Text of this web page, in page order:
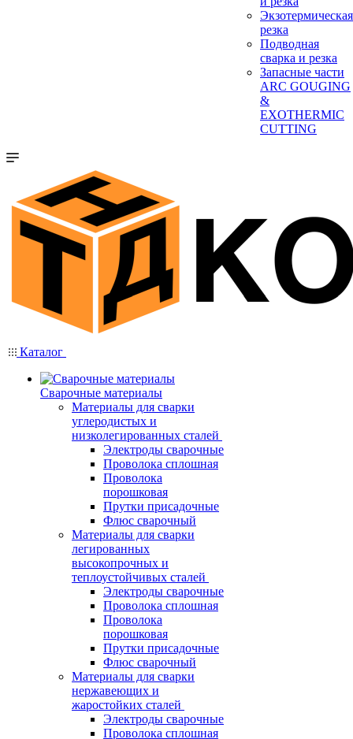
Экзотермическая
резка
Подводная
сварка и резка
Запасные части
ARC GOUGING
&
EXOTHERMIC
CUTTING
Каталог
Сварочные материалы
Материалы для сварки
углеродистых и
низколегированных сталей
Электроды сварочные
Проволока сплошная
Проволока
порошковая
Прутки присадочные
Флюс сварочный
Материалы для сварки
легированных
высокопрочных и
теплоустойчивых сталей
Электроды сварочные
Проволока сплошная
Проволока
порошковая
Прутки присадочные
Флюс сварочный
Материалы для сварки
нержавеющих и
жаростойких сталей
Электроды сварочные
Проволока сплошная